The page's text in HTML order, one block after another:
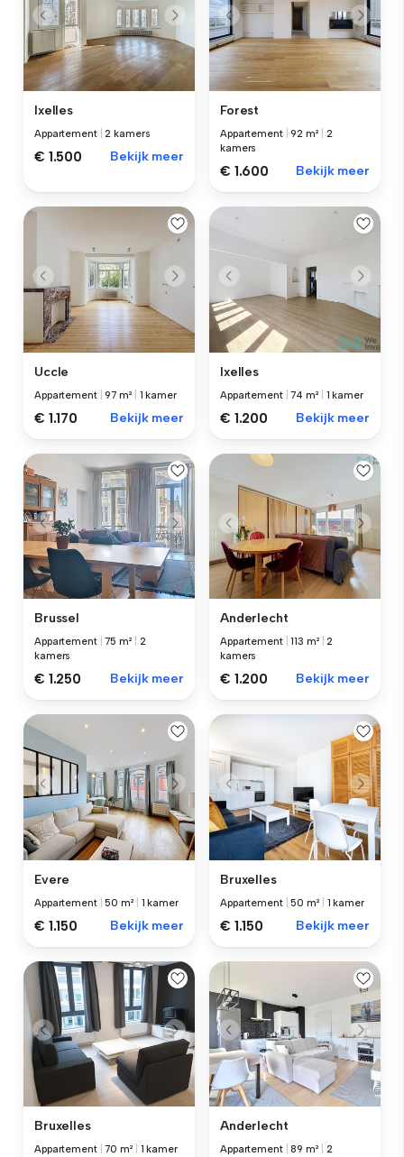
Ixelles
Appartement |2 kamers
€ 1.500 Bekijk meer
Forest
Appartement |92 m²
2
kamers
€ 1.600 Bekijk meer
Uccle
Appartement |97 m² 1 kamer
€ 1.170 Bekijk meer
Ixelles
Appartement |74 m² 1 kamer
€ 1.200 Bekijk meer
Brussel
Appartement |75 m²
2
kamers
€ 1.250 Bekijk meer
Anderlecht
Appartement |113 m² |2
kamers
€ 1.200 Bekijk meer
Evere
Appartement |50 m² 1 kamer
€ 1.150 Bekijk meer
Bruxelles
Appartement |50 m² 1 kamer
€ 1.150 Bekijk meer
Bruxelles
Appartement |70 m² 1 kamer
Anderlecht
Appartement |89 m²
2